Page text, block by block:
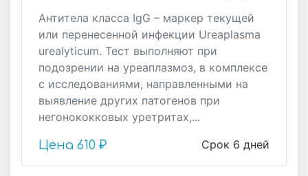
Антитела класса IgG – маркер текущей
или перенесенной инфекции Ureaplasma
urealyticum. Тест выполняют при
подозрении на уреаплазмоз, в комплексе
с исследованиями, направленными на
выявление других патогенов при
негонококковых уретритах,...
Срок 6 дней
Цена 610 ₽